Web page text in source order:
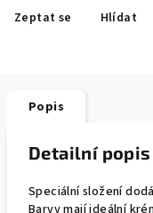
Zeptat se Hlídat
Popis
Detailní
Speciální složení
Barvy mají ideální